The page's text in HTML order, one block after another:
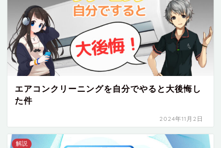
エアコンクリーニングを自分でやると大後悔し
た件
2024年11月2日
解説